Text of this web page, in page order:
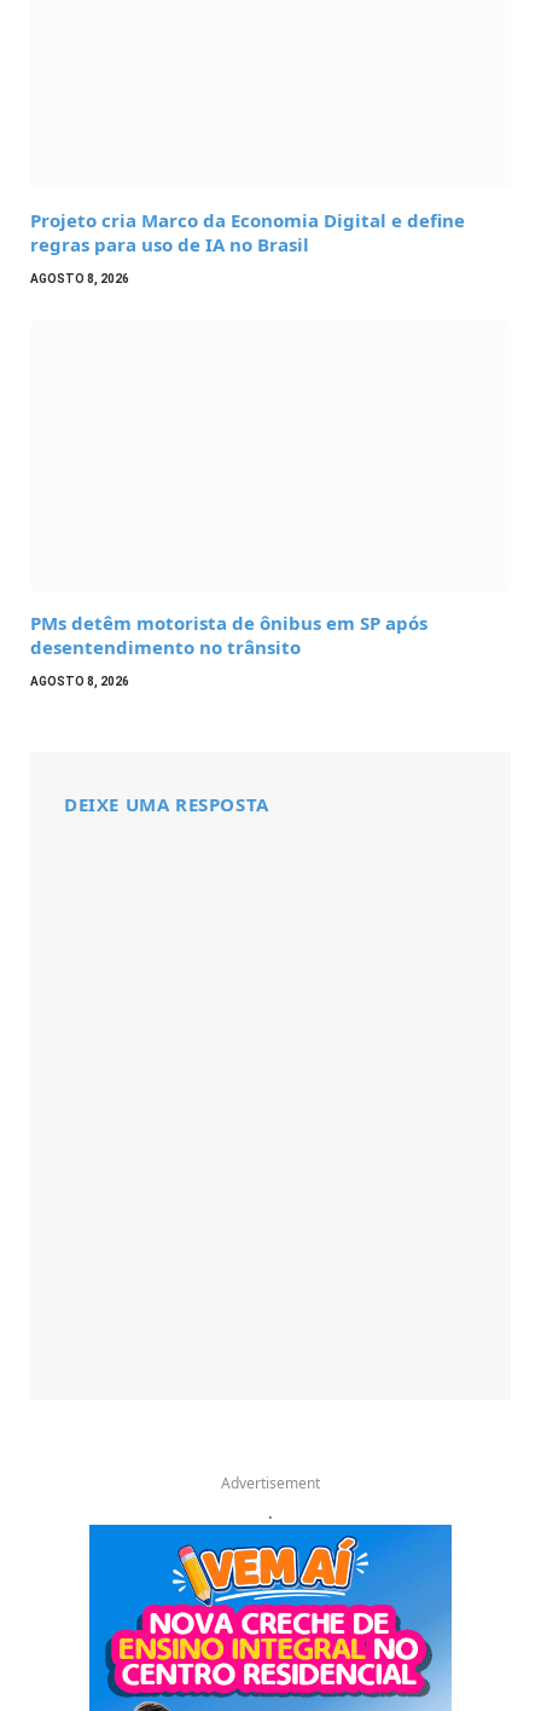
Projeto cria Marco da Economia Digital e define
regras para uso de IA no Brasil
AGOSTO 8, 2026
PMs detêm motorista de ônibus em SP após
desentendimento no trânsito
AGOSTO 8, 2026
DEIXE UMA RESPOSTA
Advertisement
.